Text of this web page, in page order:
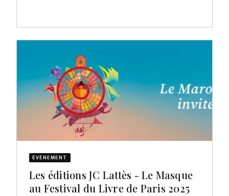
ÉVÈNEMENT
Les éditions JC Lattès - Le Masque
au Festival du Livre de Paris 2025